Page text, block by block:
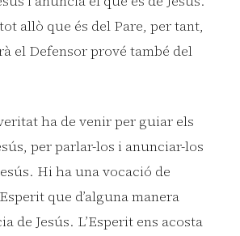
allò que és del Pare, per tant,
el Defensor prové també del
ha de venir per guiar els
per parlar-los i anunciar-los
Hi ha una vocació de
que d’alguna manera
de Jesús. L’Esperit ens acosta